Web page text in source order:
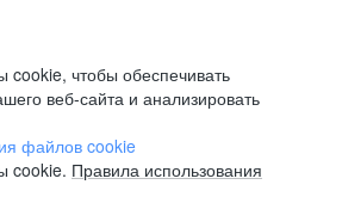
чтобы обеспечивать
веб-сайта и анализировать
файлов cookie
cookie. Правила использования